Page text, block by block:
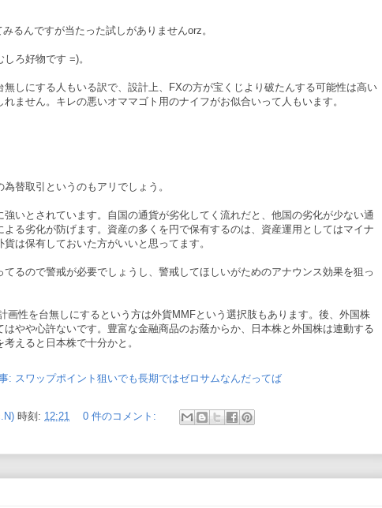
るんですが当たった試しがありませんorz。
ろ好物です =)。
無しにする人もいる訳で、設計上、FXの方が宝くじより破たんする可能性は高い
ません。キレの悪いオママゴト用のナイフがお似合いって人もいます。
替取引というのもアリでしょう。
いとされています。自国の通貨が劣化してく流れだと、他国の劣化が少ない通
る劣化が防げます。資産の多くを円で保有するのは、資産運用としてはマイナ
は保有しておいた方がいいと思ってます。
るので警戒が必要でしょうし、警戒してほしいがためのアナウンス効果を狙っ
画性を台無しにするという方は外貨MMFという選択肢もあります。後、外国株
はやや心許ないです。豊富な金融商品のお蔭からか、日本株と外国株は連動する
えると日本株で十分かと。
: スワップポイント狙いでも長期ではゼロサムなんだってば
時刻: 12:21
0 件のコメント: